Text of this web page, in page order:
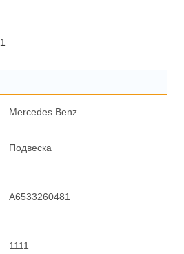
Mercedes Benz
Подвеска
A6533260481
1111